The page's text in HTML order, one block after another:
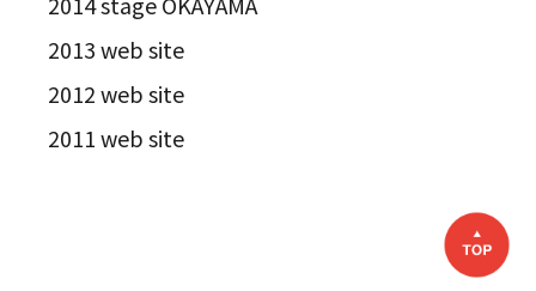
2013 web site
2012 web site
2011 web site